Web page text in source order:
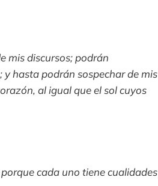
mis discursos; podrán
hasta podrán sospechar de mis
al igual que el sol cuyos
cada uno tiene cualidades